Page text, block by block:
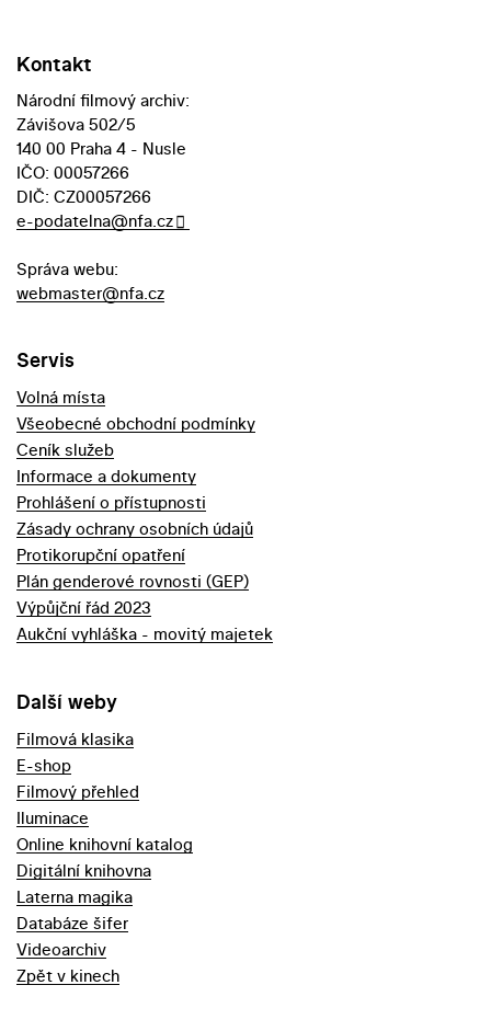
Kontakt
Národní filmový archiv:
Závišova 502/5
140 00 Praha 4 - Nusle
IČO: 00057266
DIČ: CZ00057266
e-podatelna@nfa.cz
Správa webu:
webmaster@nfa.cz
Servis
Volná místa
Všeobecné obchodní podmínky
Ceník služeb
Informace a dokumenty
Prohlášení o přístupnosti
Zásady ochrany osobních údajů
Protikorupční opatření
Plán genderové rovnosti (GEP)
Výpůjční řád 2023
Aukční vyhláška - movitý majetek
Další weby
Filmová klasika
E-shop
Filmový přehled
Iluminace
Online knihovní katalog
Digitální knihovna
Laterna magika
Databáze šifer
Videoarchiv
Zpět v kinech